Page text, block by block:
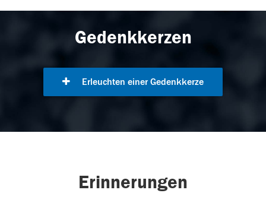
Gedenkkerzen
Erleuchten einer Gedenkkerze
Erinnerungen